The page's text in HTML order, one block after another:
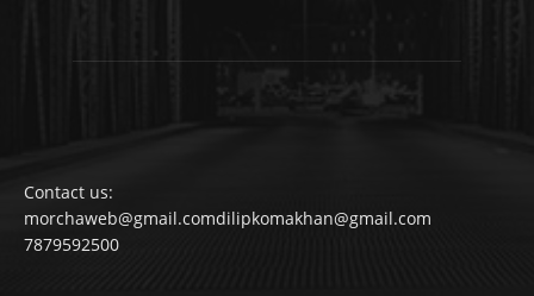
Contact us:
morchaweb@gmail.comdilipkomakhan@gmail.com
7879592500